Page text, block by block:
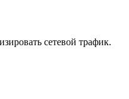
сетевой трафик.